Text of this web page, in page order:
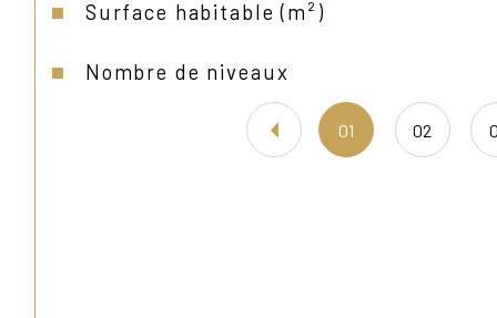
Surface habitable (m²)
Nombre de niveaux
01 02